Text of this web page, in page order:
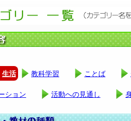
生活 教科学習 ことば
ション 活動への見通し